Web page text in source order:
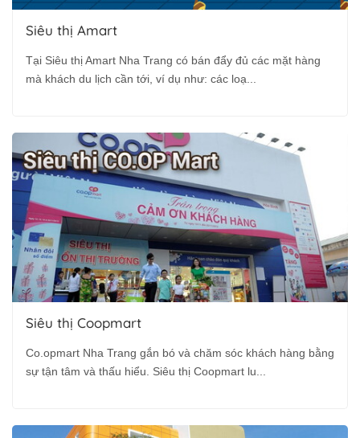
Siêu thị Amart
Tại Siêu thị Amart Nha Trang có bán đẩy đủ các mặt hàng
mà khách du lịch cần tới, ví dụ như: các loạ...
Siêu thị Coopmart
Co.opmart Nha Trang gắn bó và chăm sóc khách hàng bằng
sự tận tâm và thấu hiểu. Siêu thị Coopmart lu...